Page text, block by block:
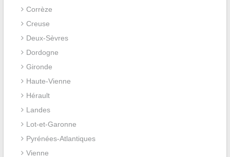
Corrèze
Creuse
Deux-Sèvres
Dordogne
Gironde
Haute-Vienne
Hérault
Landes
Lot-et-Garonne
Pyrénées-Atlantiques
Vienne